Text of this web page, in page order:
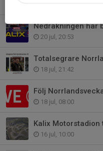
Nedräkningen har
20 jul, 20:53
Totalsegrare
18 jul, 21:42
Följ
18 jul, 08:00
Kalix Motorstadion
16 jul, 10:00